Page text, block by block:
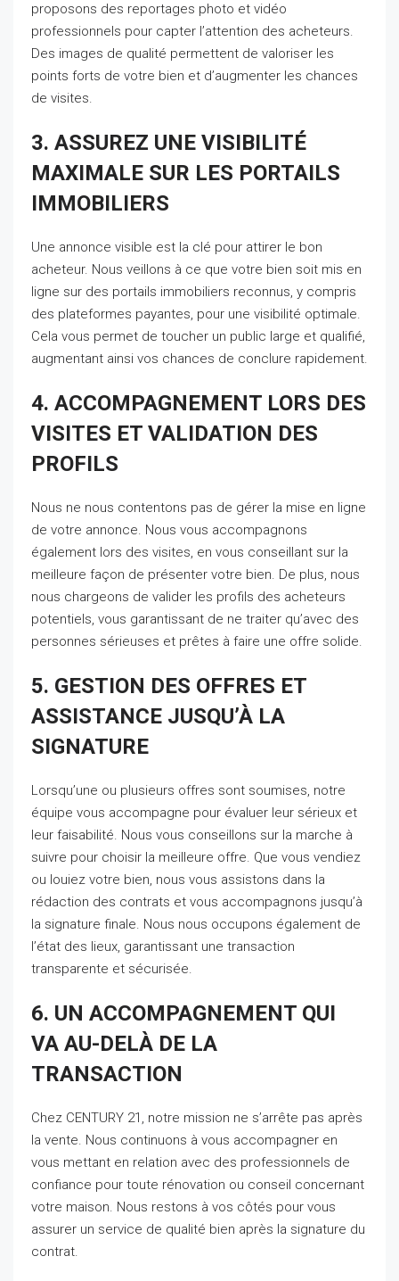
proposons des reportages photo et vidéo
professionnels pour capter l’attention des acheteurs.
Des images de qualité permettent de valoriser les
points forts de votre bien et d’augmenter les chances
de visites.
3. ASSUREZ UNE VISIBILITÉ
MAXIMALE SUR LES PORTAILS
IMMOBILIERS
Une annonce visible est la clé pour attirer le bon
acheteur. Nous veillons à ce que votre bien soit mis en
ligne sur des portails immobiliers reconnus, y compris
des plateformes payantes, pour une visibilité optimale.
Cela vous permet de toucher un public large et qualifié,
augmentant ainsi vos chances de conclure rapidement.
4. ACCOMPAGNEMENT LORS DES
VISITES ET VALIDATION DES
PROFILS
Nous ne nous contentons pas de gérer la mise en ligne
de votre annonce. Nous vous accompagnons
également lors des visites, en vous conseillant sur la
meilleure façon de présenter votre bien. De plus, nous
nous chargeons de valider les profils des acheteurs
potentiels, vous garantissant de ne traiter qu’avec des
personnes sérieuses et prêtes à faire une offre solide.
5. GESTION DES OFFRES ET
ASSISTANCE JUSQU’À LA
SIGNATURE
Lorsqu’une ou plusieurs offres sont soumises, notre
équipe vous accompagne pour évaluer leur sérieux et
leur faisabilité. Nous vous conseillons sur la marche à
suivre pour choisir la meilleure offre. Que vous vendiez
ou louiez votre bien, nous vous assistons dans la
rédaction des contrats et vous accompagnons jusqu’à
la signature finale. Nous nous occupons également de
l’état des lieux, garantissant une transaction
transparente et sécurisée.
6. UN ACCOMPAGNEMENT QUI
VA AU-DELÀ DE LA
TRANSACTION
Chez CENTURY 21, notre mission ne s’arrête pas après
la vente. Nous continuons à vous accompagner en
vous mettant en relation avec des professionnels de
confiance pour toute rénovation ou conseil concernant
votre maison. Nous restons à vos côtés pour vous
assurer un service de qualité bien après la signature du
contrat.